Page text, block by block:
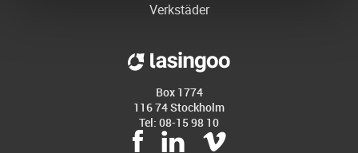
Verkstäder
Box 1774
116 74 Stockholm
Tel: 08-15 98 10